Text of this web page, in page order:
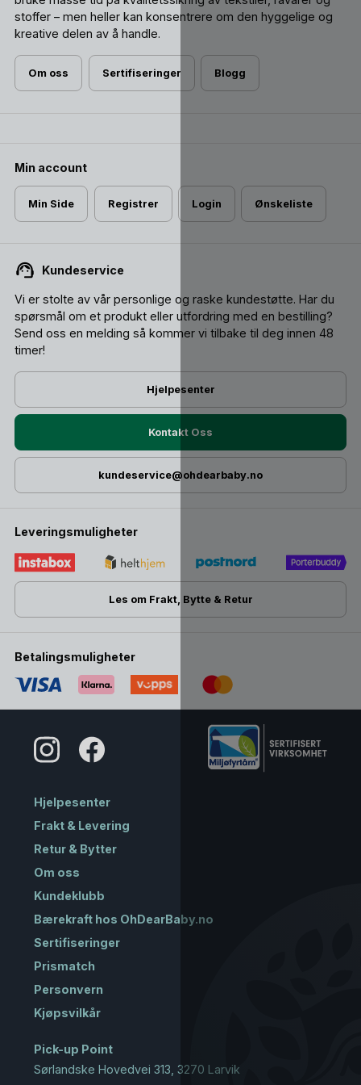
stoffer – men heller kan konsentrere om den hyggelige og
kreative delen av å handle.
Om oss Sertifiseringer Blogg
Min account
Min Side Registrer Login Ønskeliste
Kundeservice
Vi er stolte av vår personlige og raske kundestøtte. Har du
spørsmål om et produkt eller utfordring med en bestilling?
Send oss ​​en melding så kommer vi tilbake til deg innen 48
timer!
Hjelpesenter
Kontakt Oss
kundeservice@ohdearbaby.no
Leveringsmuligheter
Les om Frakt, Bytte & Retur
Betalingsmuligheter
Hjelpesenter
Frakt & Levering
Retur & Bytter
Om oss
Kundeklubb
Bærekraft hos OhDearBaby.no
Sertifiseringer
Prismatch
Personvern
Kjøpsvilkår
Pick-up Point
Sørlandske Hovedvei 313, 3270 Larvik